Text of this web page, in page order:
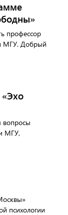
профессор
МГУ. Добрый
вопросы
МГУ,
психологии